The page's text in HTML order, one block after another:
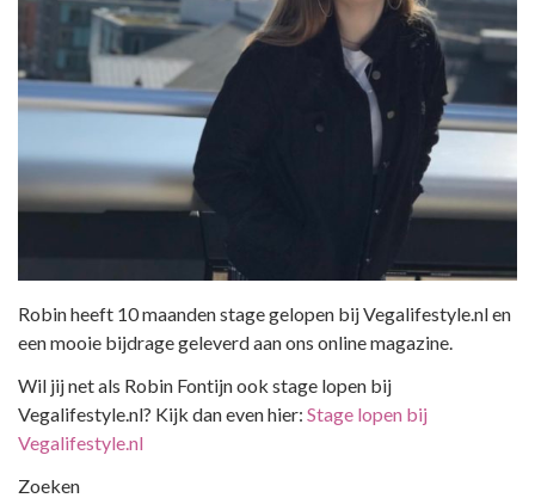
Robin heeft 10 maanden stage gelopen bij Vegalifestyle.nl en
een mooie bijdrage geleverd aan ons online magazine.
Wil jij net als Robin Fontijn ook stage lopen bij
Vegalifestyle.nl? Kijk dan even hier: Stage lopen bij
Vegalifestyle.nl
Zoeken